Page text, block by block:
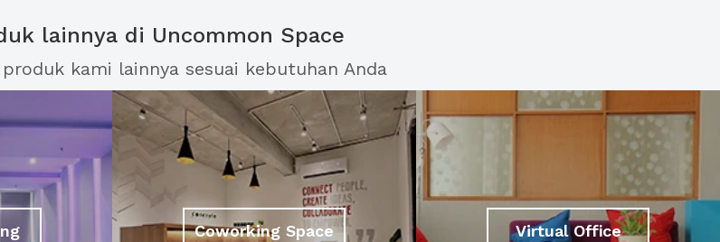
lainnya di Uncommon Space
kami lainnya sesuai kebutuhan Anda
Coworking Space Virtual Office